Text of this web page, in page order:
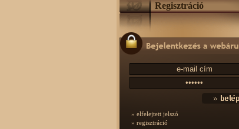
Regisztráció
» elfelejtett jelszó
» regisztráció